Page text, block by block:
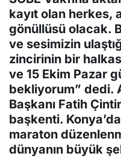
kayıt olan herkes,
gönüllüsü olacak.
ve sesimizin
zincirinin bir
ve 15 Ekim Pazar
bekliyorum” dedi.
Başkanı Fatih
başkenti.
maraton
dünyanın büyük